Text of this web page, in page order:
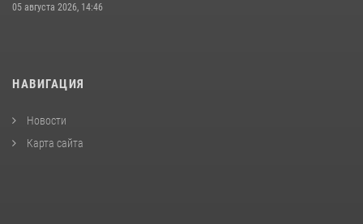
05 августа 2026, 14:46
НАВИГАЦИЯ
Новости
Карта сайта